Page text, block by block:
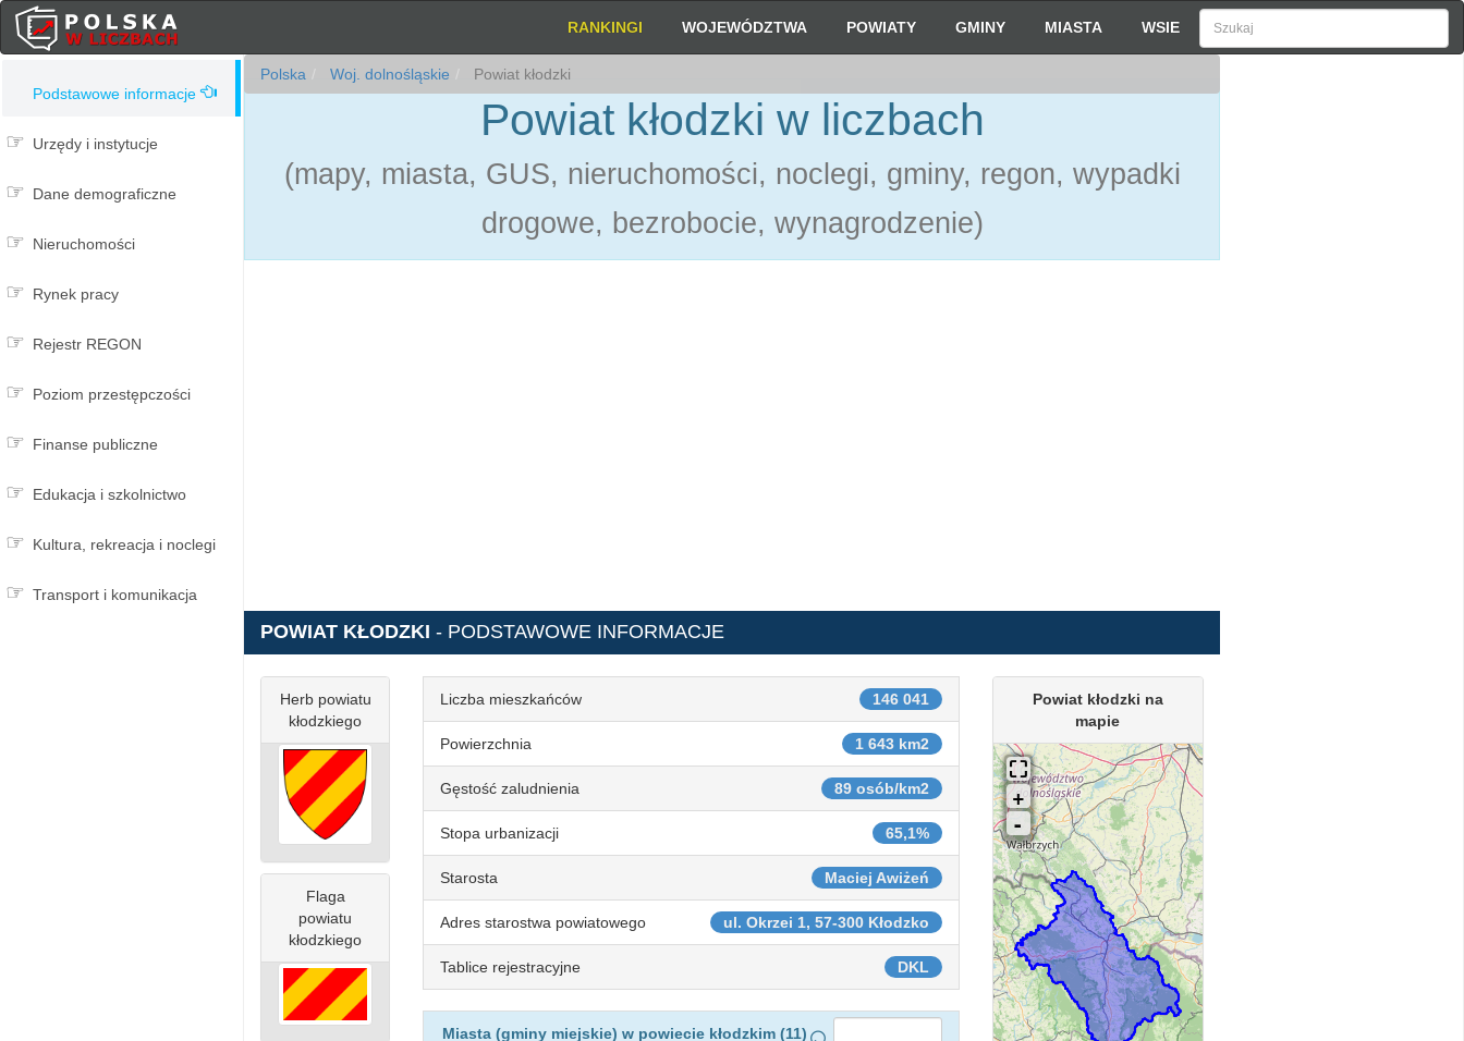
RANKINGI WOJEWÓDZTWA POWIATY GMINY MIASTA WSIE
Podstawowe informacje
Urzędy i instytucje
Dane demograficzne
Nieruchomości
Rynek pracy
Rejestr REGON
Poziom przestępczości
Finanse publiczne
Edukacja i szkolnictwo
Kultura, rekreacja i noclegi
Transport i komunikacja
Polska Woj. dolnośląskie Powiat kłodzki
Powiat kłodzki w liczbach
(mapy, miasta, GUS, nieruchomości, noclegi, gminy, regon, wypadki
drogowe, bezrobocie, wynagrodzenie)
POWIAT KŁODZKI - PODSTAWOWE INFORMACJE
146 041
Liczba mieszkańców
1 643 km2
Powierzchnia
89 osób/km2
Gęstość zaludnienia
65,1%
Stopa urbanizacji
Maciej Awiżeń
Starosta
ul. Okrzei 1, 57-300 Kłodzko
Adres starostwa powiatowego
DKL
Tablice rejestracyjne
Miasta (gminy miejskie) w powiecie kłodzkim (11)
Powiat kłodzki na
mapie
Herb powiatu
kłodzkiego
Flaga
powiatu
kłodzkiego